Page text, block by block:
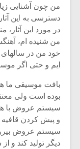
من چون آشنایی
دسترسی به این
در مورد این آثار،
من شنیده ام،
خود من در
ایم و حتی اگر
بافت موسیقی ما
بوده است ولی
سیستم عروض با
و پیش کردن قافیه
سیستم عروض
دیگر تولید کند و